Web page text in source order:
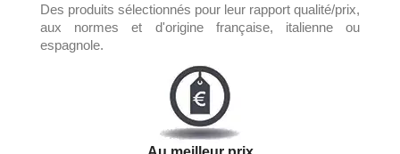
Des produits sélectionnés pour leur rapport qualité/prix,
aux normes et d'origine française, italienne ou
espagnole.